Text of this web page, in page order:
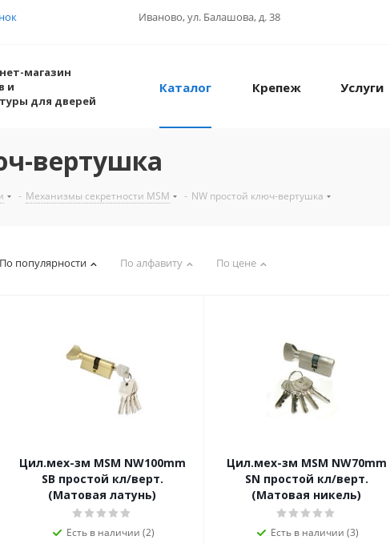
Иваново, ул. Балашова, д. 38
магазин
и
для дверей
Каталог Крепеж Услуги
вертушка
- Механизмы секретности MSM - NW простой ключ-вертушка
По популярности По алфавиту По цене
Цил.мех-зм MSM NW100mm
SB простой кл/верт.
(Матовая латунь)
Есть в наличии (2)
Цил.мех-зм MSM NW70mm
SN простой кл/верт.
(Матовая никель)
Есть в наличии (3)